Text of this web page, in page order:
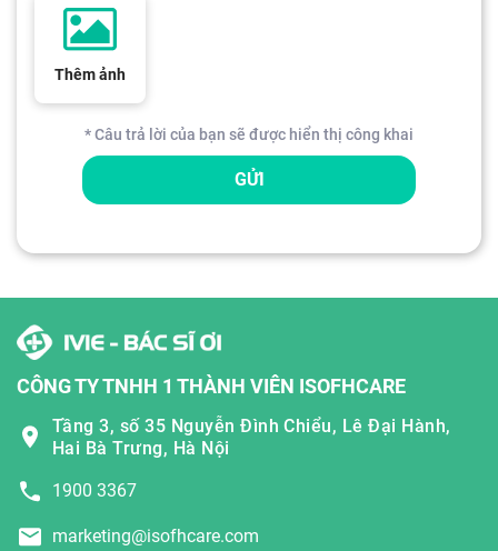
Thêm ảnh
* Câu trả lời của bạn sẽ được hiển thị công khai
GỬI
CÔNG TY TNHH 1 THÀNH VIÊN ISOFHCARE
Tầng 3, số 35 Nguyễn Đình Chiểu, Lê Đại Hành,
Hai Bà Trưng, Hà Nội
1900 3367
marketing@isofhcare.com